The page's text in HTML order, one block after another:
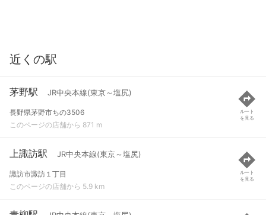
近くの駅
茅野駅 JR中央本線(東京～塩尻)
長野県茅野市ちの3506
このページの店舗から 871 m
ルート
を見る
上諏訪駅 JR中央本線(東京～塩尻)
諏訪市諏訪１丁目
このページの店舗から 5.9 km
ルート
を見る